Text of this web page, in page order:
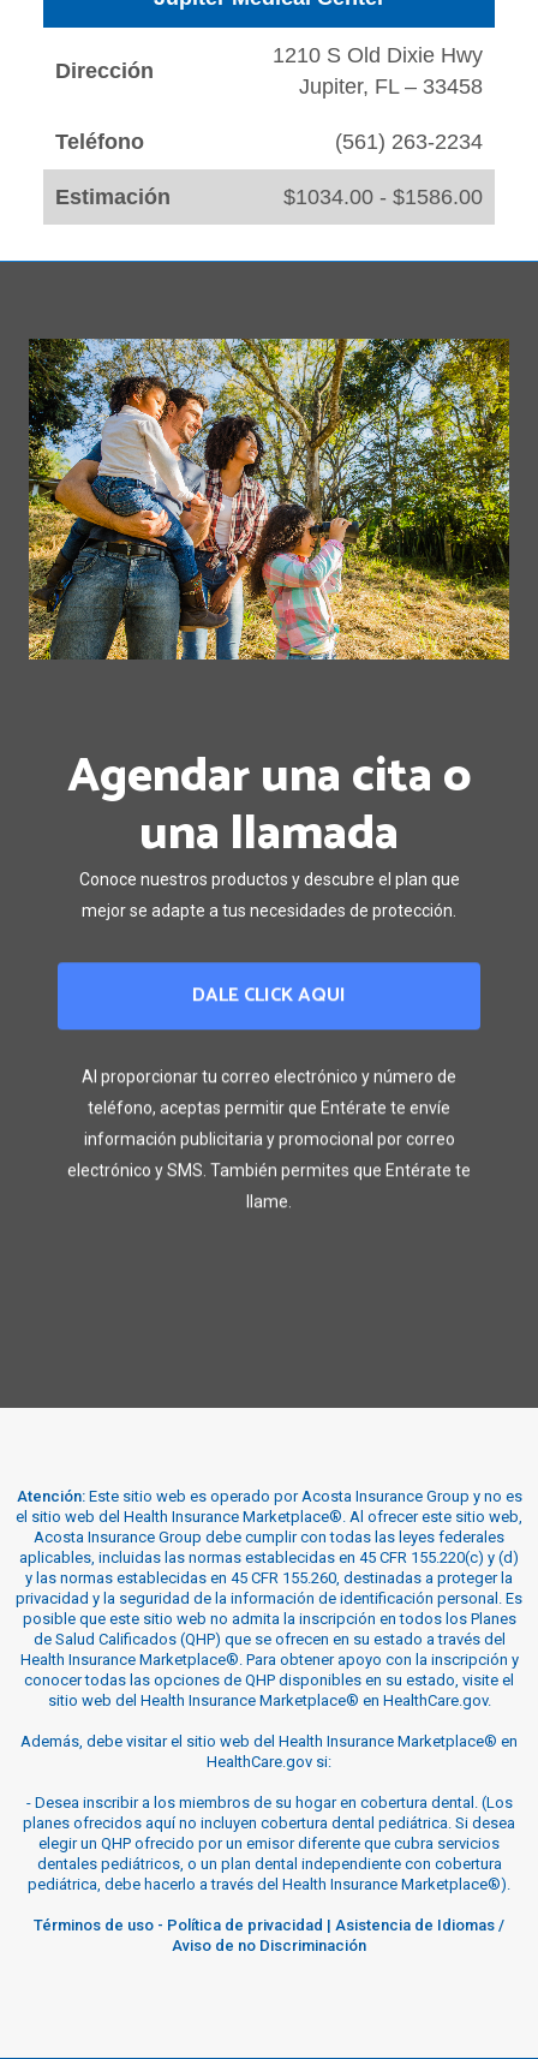
Dirección
1210 S Old Dixie Hwy
Jupiter, FL – 33458
Teléfono (561) 263-2234
Estimación $1034.00 - $1586.00
Agendar una cita o
una llamada
Conoce nuestros productos y descubre el plan que
mejor se adapte a tus necesidades de protección.
DALE CLICK AQUI
Al proporcionar tu correo electrónico y número de
teléfono, aceptas permitir que Entérate te envíe
información publicitaria y promocional por correo
electrónico y SMS. También permites que Entérate te
llame.
Atención:Este sitio web es operado por Acosta Insurance Group y no es
el sitio web del Health Insurance Marketplace®. Al ofrecer este sitio web,
Acosta Insurance Group debe cumplir con todas las leyes federales
aplicables, incluidas las normas establecidas en 45 CFR 155.220(c) y (d)
y las normas establecidas en 45 CFR 155.260, destinadas a proteger la
privacidad y la seguridad de la información de identificación personal. Es
posible que este sitio web no admita la inscripción en todos los Planes
de Salud Calificados (QHP) que se ofrecen en su estado a través del
Health Insurance Marketplace®. Para obtener apoyo con la inscripción y
conocer todas las opciones de QHP disponibles en su estado, visite el
sitio web del Health Insurance Marketplace® en HealthCare.gov.
Además, debe visitar el sitio web del Health Insurance Marketplace® en
HealthCare.gov si:
-Desea inscribir a los miembros de su hogar en cobertura dental. (Los
planes ofrecidos aquí no incluyen cobertura dental pediátrica. Si desea
elegir un QHP ofrecido por un emisor diferente que cubra servicios
dentales pediátricos, o un plan dental independiente con cobertura
pediátrica, debe hacerlo a través del Health Insurance Marketplace®).
Términos de uso - Política de privacidad | Asistencia de Idiomas /
Aviso de no Discriminación